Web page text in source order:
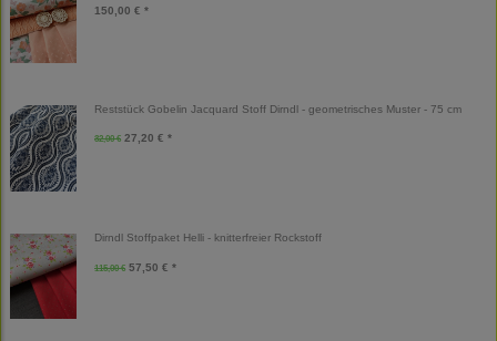
150,00 € *
Reststück Gobelin Jacquard Stoff Dirndl - geometrisches Muster - 75 cm
32,00 € 27,20 € *
Dirndl Stoffpaket Helli - knitterfreier Rockstoff
115,00 € 57,50 € *